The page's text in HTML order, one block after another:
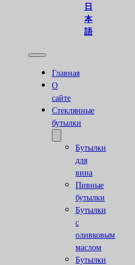
日
本
語
Главная
О
сайте
Стеклянные
бутылки
Бутылки
для
вина
Пивные
бутылки
Бутылки
с
оливковым
маслом
Бутылки